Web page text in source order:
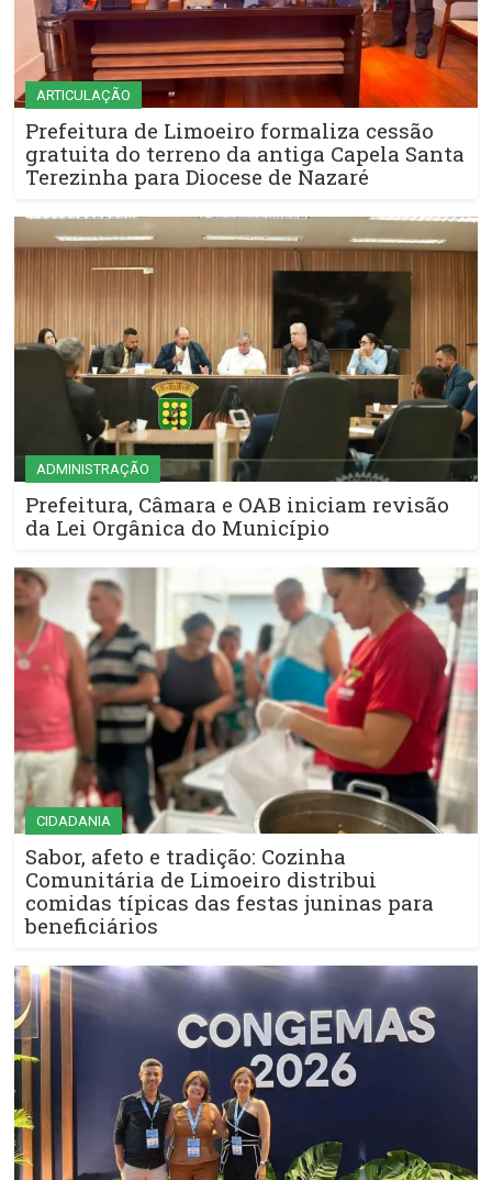
ARTICULAÇÃO
Prefeitura de Limoeiro formaliza cessão
gratuita do terreno da antiga Capela Santa
Terezinha para Diocese de Nazaré
ADMINISTRAÇÃO
Prefeitura, Câmara e OAB iniciam revisão
da Lei Orgânica do Município
CIDADANIA
Sabor, afeto e tradição: Cozinha
Comunitária de Limoeiro distribui
comidas típicas das festas juninas para
beneficiários